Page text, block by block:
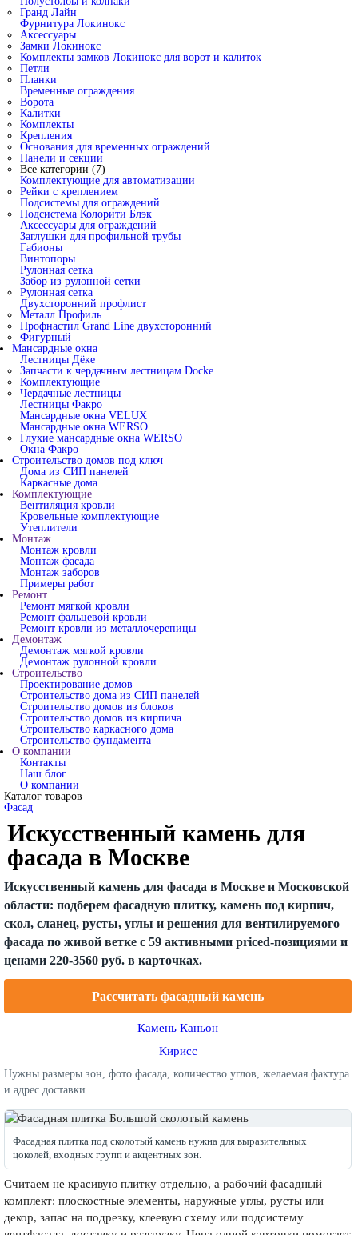
Гранд Лайн
Фурнитура Локинокс
Аксессуары
Замки Локинокс
Комплекты замков Локинокс для ворот и калиток
Петли
Планки
Временные ограждения
Ворота
Калитки
Комплекты
Крепления
Основания для временных ограждений
Панели и секции
Все категории (7)
Комплектующие для автоматизации
Рейки с креплением
Подсистемы для ограждений
Подсистема Колорити Блэк
Аксессуары для ограждений
Заглушки для профильной трубы
Габионы
Винтопоры
Рулонная сетка
Забор из рулонной сетки
Рулонная сетка
Двухсторонний профлист
Металл Профиль
Профнастил Grand Line двухсторонний
Фигурный
Мансардные окна
Лестницы Дёке
Запчасти к чердачным лестницам Docke
Комплектующие
Чердачные лестницы
Лестницы Факро
Мансардные окна VELUX
Мансардные окна WERSO
Глухие мансардные окна WERSO
Окна Факро
Строительство домов под ключ
Дома из СИП панелей
Каркасные дома
Комплектующие
Вентиляция кровли
Кровельные комплектующие
Утеплители
Монтаж
Монтаж кровли
Монтаж фасада
Монтаж заборов
Примеры работ
Ремонт
Ремонт мягкой кровли
Ремонт фальцевой кровли
Ремонт кровли из металлочерепицы
Демонтаж
Демонтаж мягкой кровли
Демонтаж рулонной кровли
Строительство
Проектирование домов
Строительство дома из СИП панелей
Строительство домов из блоков
Строительство домов из кирпича
Строительство каркасного дома
Строительство фундамента
О компании
Контакты
Наш блог
О компании
Каталог товаров
Фасад
Искусственный камень для
фасада в Москве
Искусственный камень для фасада в Москве и Московской
области: подберем фасадную плитку, камень под кирпич,
скол, сланец, русты, углы и решения для вентилируемого
фасада по живой ветке с 59 активными priced-позициями и
ценами 220-3560 руб. в карточках.
Рассчитать фасадный камень
Камень Каньон
Кирисс
Нужны размеры зон, фото фасада, количество углов, желаемая фактура
и адрес доставки
Фасадная плитка под сколотый камень нужна для выразительных
цоколей, входных групп и акцентных зон.
Считаем не красивую плитку отдельно, а рабочий фасадный
комплект: плоскостные элементы, наружные углы, русты или
декор, запас на подрезку, клеевую схему или подсистему